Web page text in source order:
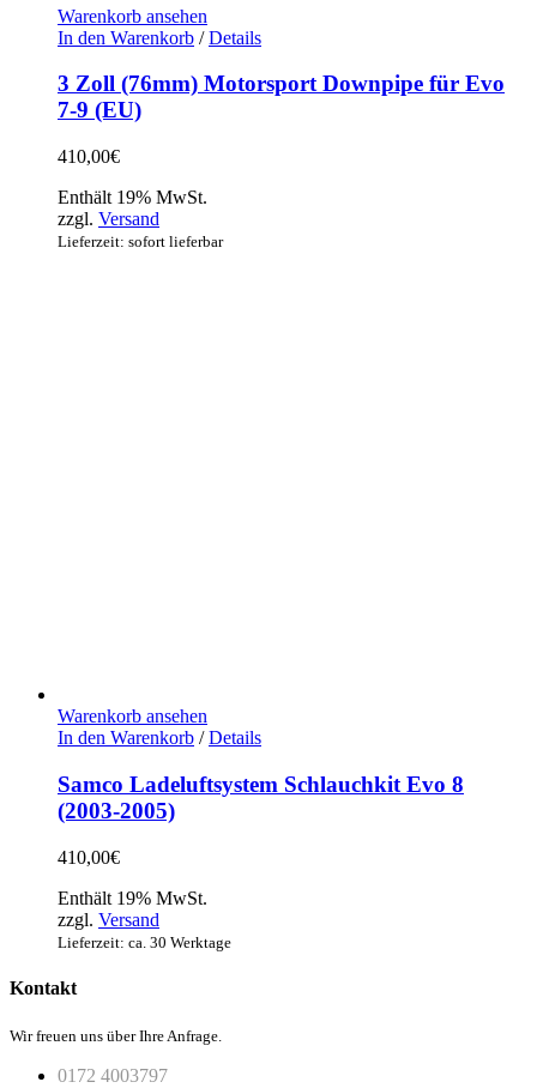
Warenkorb ansehen
In den Warenkorb / Details
3 Zoll (76mm) Motorsport Downpipe für Evo
7-9 (EU)
410,00€
Enthält 19% MwSt.
zzgl. Versand
Lieferzeit: sofort lieferbar
Warenkorb ansehen
In den Warenkorb / Details
Samco Ladeluftsystem Schlauchkit Evo 8
(2003-2005)
410,00€
Enthält 19% MwSt.
zzgl. Versand
Lieferzeit: ca. 30 Werktage
Kontakt
Wir freuen uns über Ihre Anfrage.
0172 4003797